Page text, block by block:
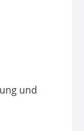
und